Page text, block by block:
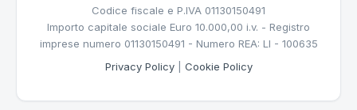
Codice fiscale e P.IVA 01130150491
Importo capitale sociale Euro 10.000,00 i.v. - Registro
imprese numero 01130150491 - Numero REA: LI - 100635
Privacy Policy| Cookie Policy